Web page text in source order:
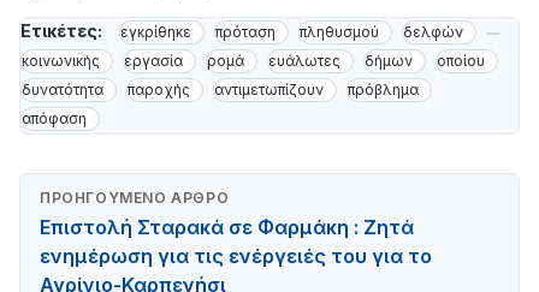
Ετικέτες: εγκρίθηκε πρόταση πληθυσμού
δελφών
κοινωνικής
εργασία ρομά ευάλωτες δήμων
οποίου
δυνατότητα
παροχής αντιμετωπίζουν
πρόβλημα
απόφαση
ΠΡΟΗΓΟΎΜΕΝΟ ΆΡΘΡΟ
Επιστολή Σταρακά σε Φαρμάκη : Ζητά
ενημέρωση για τις ενέργειές του για το
Αγρίνιο-Καρπενήσι